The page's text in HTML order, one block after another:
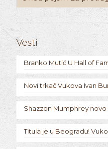
Vesti
Branko Mutić U Hall of
Novi trkač Vukova Ivan
Shazzon Mumphrey
Titula je u Beogradu!